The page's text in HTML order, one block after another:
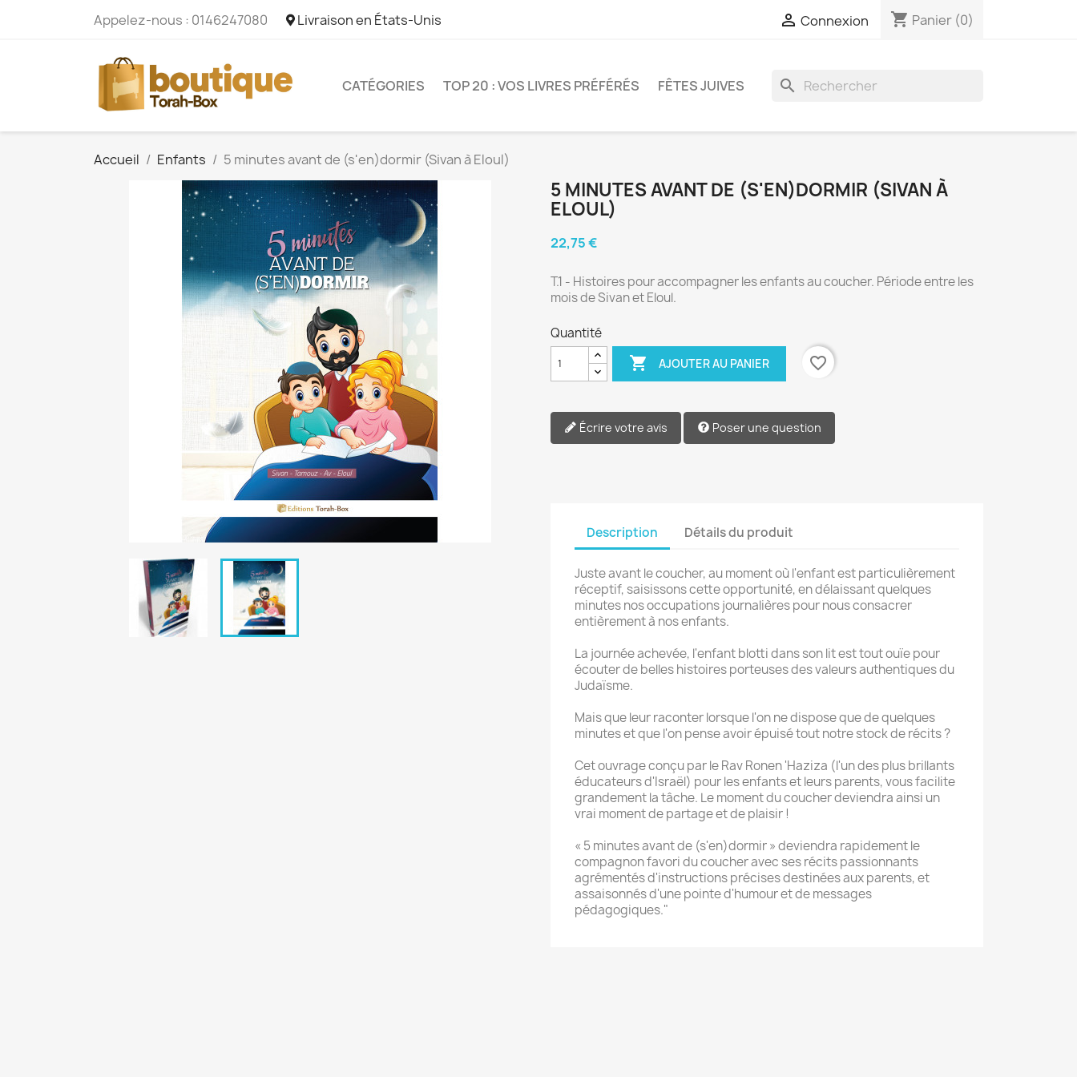
Appelez-nous : 0146247080 Livraison en États-Unis  Connexion shopping_cart Panier (0)
CATÉGORIES TOP 20 : VOS LIVRES PRÉFÉRÉS FÊTES JUIVES search
Accueil Enfants 5 minutes avant de (s'en)dormir (Sivan à Eloul)
5 MINUTES AVANT DE (S'EN)DORMIR (SIVAN À
ELOUL)
22,75 €
T.1 - Histoires pour accompagner les enfants au coucher. Période entre les
mois de Sivan et Eloul.
Quantité
 AJOUTER AU PANIER favorite_border
Écrire votre avis Poser une question
Description Détails du produit
Juste avant le coucher, au moment où l'enfant est particulièrement
réceptif, saisissons cette opportunité, en délaissant quelques
minutes nos occupations journalières pour nous consacrer
entièrement à nos enfants.
La journée achevée, l'enfant blotti dans son lit est tout ouïe pour
écouter de belles histoires porteuses des valeurs authentiques du
Judaïsme.
Mais que leur raconter lorsque l'on ne dispose que de quelques
minutes et que l'on pense avoir épuisé tout notre stock de récits ?
Cet ouvrage conçu par le Rav Ronen 'Haziza (l'un des plus brillants
éducateurs d'Israël) pour les enfants et leurs parents, vous facilite
grandement la tâche. Le moment du coucher deviendra ainsi un
vrai moment de partage et de plaisir !
« 5 minutes avant de (s'en)dormir » deviendra rapidement le
compagnon favori du coucher avec ses récits passionnants
agrémentés d'instructions précises destinées aux parents, et
assaisonnés d'une pointe d'humour et de messages
pédagogiques."